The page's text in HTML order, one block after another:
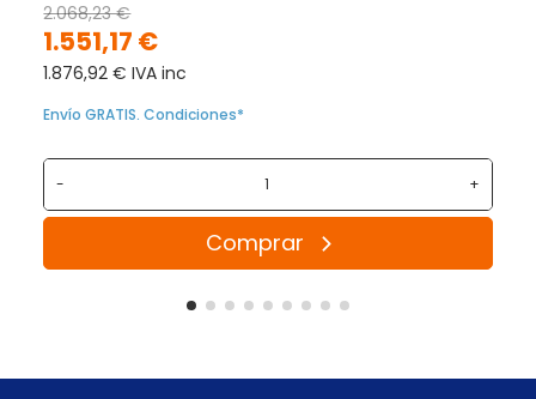
1.551,17 €
2.068,23 €
1.876,92 € IVA inc
Envío GRATIS. Condiciones*
- +
Comprar